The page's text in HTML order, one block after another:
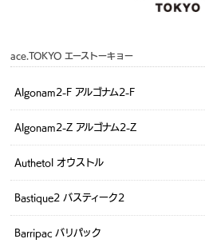
ace.TOKYO エーストーキョー
Algonam2-F アルゴナム2-F
Algonam2-Z アルゴナム2-Z
Authetol オウストル
Bastique2 バスティーク2
Barripac バリパック